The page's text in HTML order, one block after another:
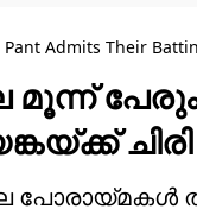
Pant Admits Their
പേരും
ചിരി